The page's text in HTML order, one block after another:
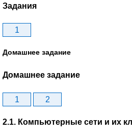
Задания
1
Домашнее задание
Домашнее задание
1 2
2.1. Компьютерные сети и их